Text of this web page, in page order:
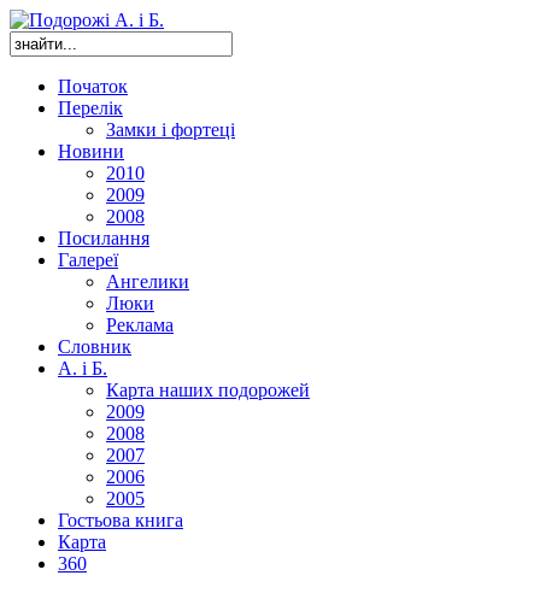
Початок
Перелік
Замки і фортеці
Новини
2010
2009
2008
Посилання
Галереї
Ангелики
Люки
Реклама
Словник
А. і Б.
Карта наших подорожей
2009
2008
2007
2006
2005
Гостьова книга
Карта
360